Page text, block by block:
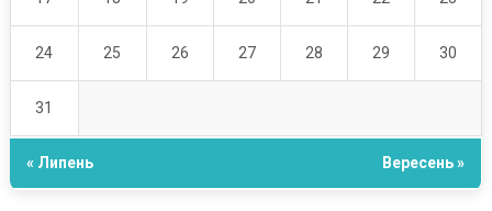
24 25 26 27 28 29 30
31
« Липень Вересень »